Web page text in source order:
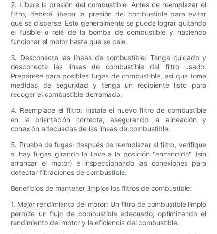
2. Libere la presión del combustible: Antes de reemplazar el
filtro, deberá liberar la presión del combustible para evitar
que se disperse. Esto generalmente se puede lograr quitando
el fusible o relé de la bomba de combustible y haciendo
funcionar el motor hasta que se cale.
3. Desconecte las líneas de combustible: Tenga cuidado y
desconecte las líneas de combustible del filtro usado.
Prepárese para posibles fugas de combustible, así que tome
medidas de seguridad y tenga un recipiente listo para
recoger el combustible derramado.
4. Reemplace el filtro: Instale el nuevo filtro de combustible
en la orientación correcta, asegurando la alineación y
conexión adecuadas de las líneas de combustible.
5. Prueba de fugas: después de reemplazar el filtro, verifique
si hay fugas girando la llave a la posición "encendido" (sin
arrancar el motor) e inspeccionando las conexiones para
detectar filtraciones de combustible.
Beneficios de mantener limpios los filtros de combustible:
1. Mejor rendimiento del motor: Un filtro de combustible limpio
permite un flujo de combustible adecuado, optimizando el
rendimiento del motor y la eficiencia del combustible.